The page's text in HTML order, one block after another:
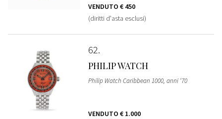
VENDUTO € 450
(diritti d'asta esclusi)
62
PHILIP WATCH
Philip Watch Caribbean 1000, anni ‘70
VENDUTO € 1.000